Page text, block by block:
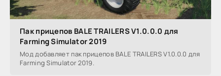
Пак прицепов BALE TRAILERS V1.0.0.0 для
Farming Simulator 2019
Мод добавляет пак прицепов BALE TRAILERS V1.0.0.0 для
Farming Simulator 2019.